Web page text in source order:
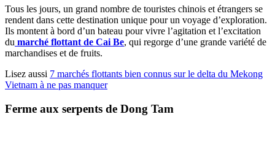
Tous les jours, un grand nombre de touristes chinois et étrangers se
rendent dans cette destination unique pour un voyage d’exploration.
Ils montent à bord d’un bateau pour vivre l’agitation et l’excitation
du marché flottant de Cai Be, qui regorge d’une grande variété de
marchandises et de fruits.
Lisez aussi 7 marchés flottants bien connus sur le delta du Mekong
Vietnam à ne pas manquer
Ferme aux serpents de Dong Tam